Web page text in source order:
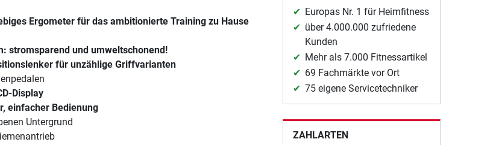
Ergometer für das ambitionierte Training zu Hause
stromsparend und umweltschonend!
für unzählige Griffvarianten
Display
einfacher Bedienung
Untergrund
Europas Nr. 1 für Heimfitness
über 4.000.000 zufriedene
Kunden
Mehr als 7.000 Fitnessartikel
69 Fachmärkte vor Ort
75 eigene Servicetechniker
ZAHLARTEN